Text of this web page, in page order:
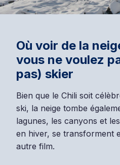
Où voir de la
vous ne voulez
pas) skier
Bien que le Chili soit
ski, la neige tombe
lagunes, les canyons et
en hiver, se transforment
autre film.